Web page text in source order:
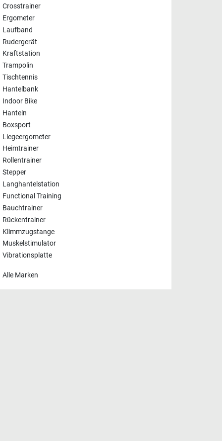
Crosstrainer
Ergometer
Laufband
Rudergerät
Kraftstation
Trampolin
Tischtennis
Hantelbank
Indoor Bike
Hanteln
Boxsport
Liegeergometer
Heimtrainer
Rollentrainer
Stepper
Langhantelstation
Functional Training
Bauchtrainer
Rückentrainer
Klimmzugstange
Muskelstimulator
Vibrationsplatte
Alle Marken